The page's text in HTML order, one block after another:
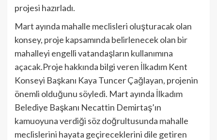
projesi hazırladı.
Mart ayında mahalle meclisleri oluşturacak olan
konsey, proje kapsamında belirlenecek olan bir
mahalleyi engelli vatandaşların kullanımına
açacak.Proje hakkında bilgi veren İlkadım Kent
Konseyi Başkanı Kaya Tuncer Çağlayan, projenin
önemli olduğunu söyledi. Mart ayında İlkadım
Belediye Başkanı Necattin Demirtaş’ın
kamuoyuna verdiği söz doğrultusunda mahalle
meclislerini hayata geçireceklerini dile getiren